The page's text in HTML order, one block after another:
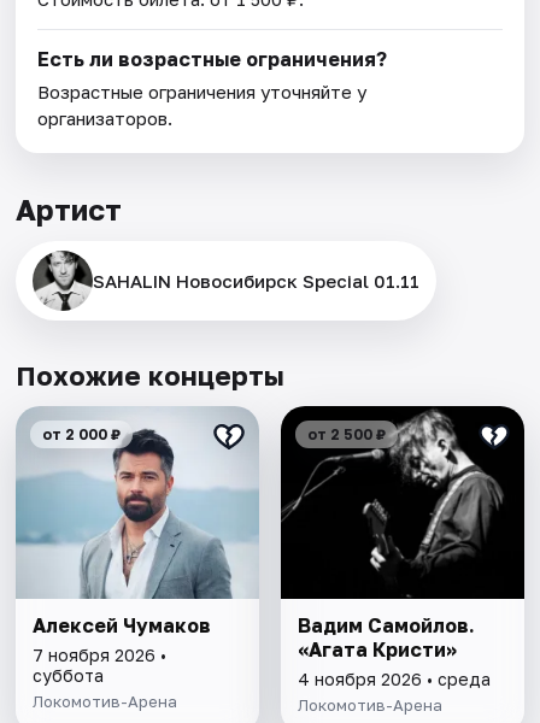
Есть ли возрастные ограничения?
Возрастные ограничения уточняйте у
организаторов.
Артист
SAHALIN Новосибирск Special 01.11
Похожие концерты
от 2 000 ₽
Алексей Чумаков
7 ноября 2026 •
суббота
Локомотив-Арена
от 2 500 ₽
Вадим Самойлов.
«Агата Кристи»
4 ноября 2026 • среда
Локомотив-Арена